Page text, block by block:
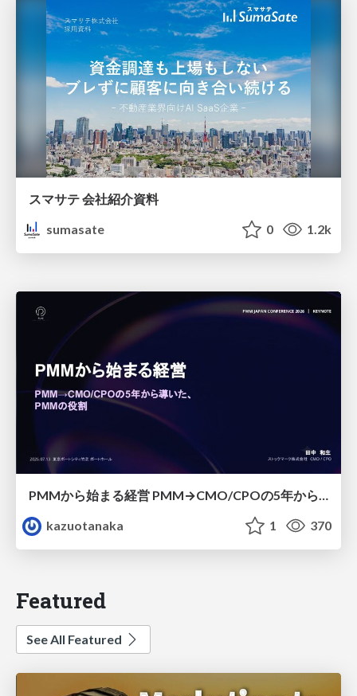
スマサテ 会社紹介資料
sumasate
0 1.2k
PMMから始まる経営 PMM→CMO/CPOの5年から導いた、 PMMの役割
kazuotanaka
1 370
Featured
See All Featured